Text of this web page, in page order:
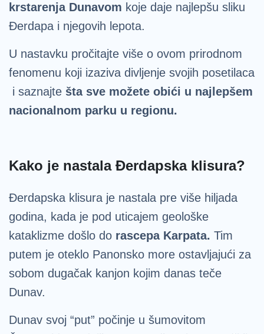
krstarenja Dunavom koje daje najlepšu sliku
Đerdapa i njegovih lepota.
U nastavku pročitajte više o ovom prirodnom
fenomenu koji izaziva divljenje svojih posetilaca
i saznajte šta sve možete obići u najlepšem
nacionalnom parku u regionu.
Kako je nastala Đerdapska klisura?
Đerdapska klisura je nastala pre više hiljada
godina, kada je pod uticajem geološke
kataklizme došlo do rascepa Karpata. Tim
putem je oteklo Panonsko more ostavljajući za
sobom dugačak kanjon kojim danas teče
Dunav.
Dunav svoj “put” počinje u šumovitom